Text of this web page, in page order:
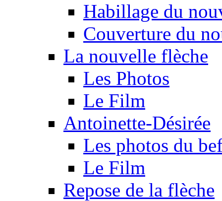
Habillage du
Couverture du
La nouvelle flèche
Les Photos
Le Film
Antoinette-Désirée
Les photos du
Le Film
Repose de la flèche